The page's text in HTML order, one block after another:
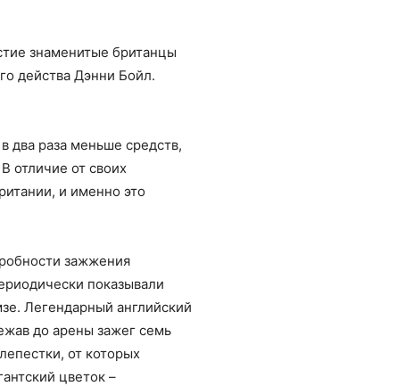
знаменитые британцы
действа Дэнни Бойл.
два раза меньше средств,
отличие от своих
и именно это
зажжения
показывали
Легендарный английский
до арены зажег семь
от которых
цветок –